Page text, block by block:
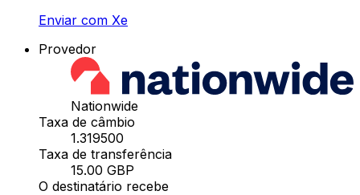
Enviar com Xe
Provedor
Nationwide
Taxa de câmbio
1.319500
Taxa de transferência
15.00 GBP
O destinatário recebe